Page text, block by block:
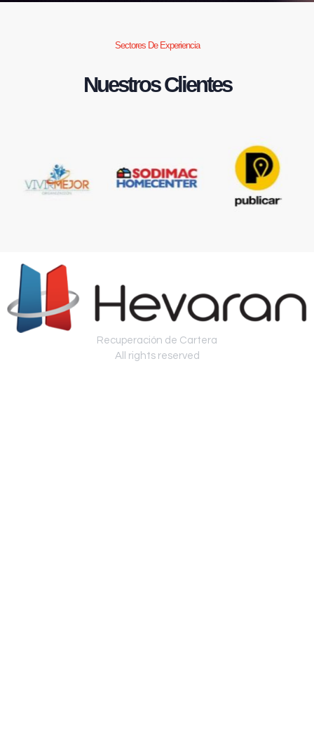
Sectores De Experiencia
Nuestros Clientes
Recuperación de Cartera
All rights reserved